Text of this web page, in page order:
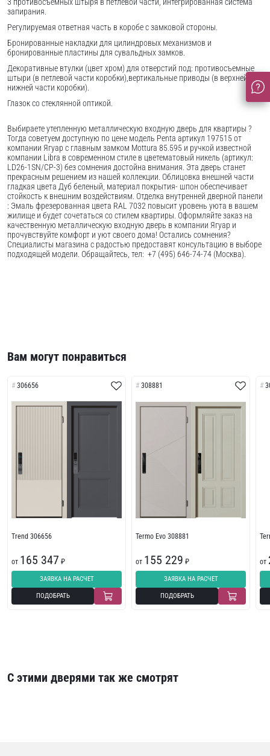
запирания.
Регулируемая ответная часть в коробе с замковой стороны.
Бронированные накладки для цилиндровых механизмов и
бронированные пластины для сувальдных замков.
Декоративные втулки (цвет хром) для отверстий под: противосъемные
штыри (в петлевой части коробки),вертикальные приводы (в верхней и
нижней части коробки).
Глазок со стеклянной оптикой.
Выбираете утепленную металлическую входную дверь для квартиры ?
Тогда советуем доступную по цене модель Penta артикул 197515 от
компании Ягуар с главным замком Mottura 85.595 и ручкой известной
компании Libra в современном стиле в цветематовый никель (артикул:
LD26-1SN/CP-3) без сомнения достойна внимания. Эта дверь станет
прекрасным решением из нашей коллекции. Облицовка внешней части
гладкая цвета Дуб беленый, материал покрытия- шпон обеспечивает
стойкость к внешним воздействиям. Отделка внутренней дверной панели
: Эмаль фрезерованная цвета RAL 7032 повысит уровень уюта в вашем
жилище и будет сочетаться со стилем квартиры. Оформляйте заказ на
качественную металлическую входную дверь в компании Ягуар и
прочувствуйте комфорт и уют своего дома! Остались сомнения?
Специалисты магазина с радостью предоставят консультацию в выборе
подходящей модели. Обращайтесь, тел: +7 (495) 646-74-74 (Москва).
Вам могут понравиться
306656
Trend 306656
от 165 347 ₽
ЗАЯВКА НА РАСЧЕТ
ПОДОБРАТЬ
308881
Termo Evo 308881
от 155 229 ₽
ЗАЯВКА НА РАСЧЕТ
ПОДОБРАТЬ
от
С этими дверями так же смотрят